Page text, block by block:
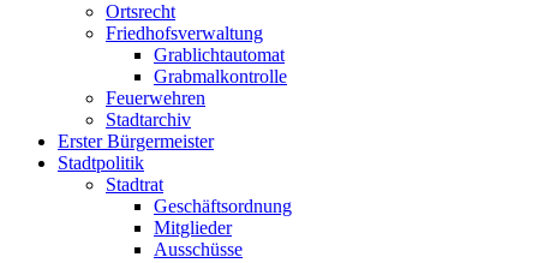
Ortsrecht
Friedhofsverwaltung
Grablichtautomat
Grabmalkontrolle
Feuerwehren
Stadtarchiv
Erster Bürgermeister
Stadtpolitik
Stadtrat
Geschäftsordnung
Mitglieder
Ausschüsse